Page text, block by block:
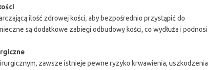
ilość zdrowej kości, aby bezpośrednio przystąpić do
są dodatkowe zabiegi odbudowy kości, co wydłuża i podnosi
zawsze istnieje pewne ryzyko krwawienia, uszkodzenia